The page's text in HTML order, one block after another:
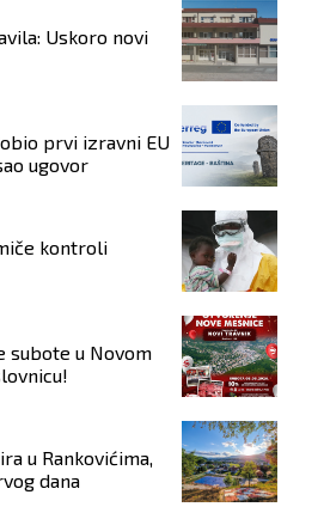
Uskoro novi
prvi izravni EU
ugovor
kontroli
subote u Novom
u Rankovićima,
dana